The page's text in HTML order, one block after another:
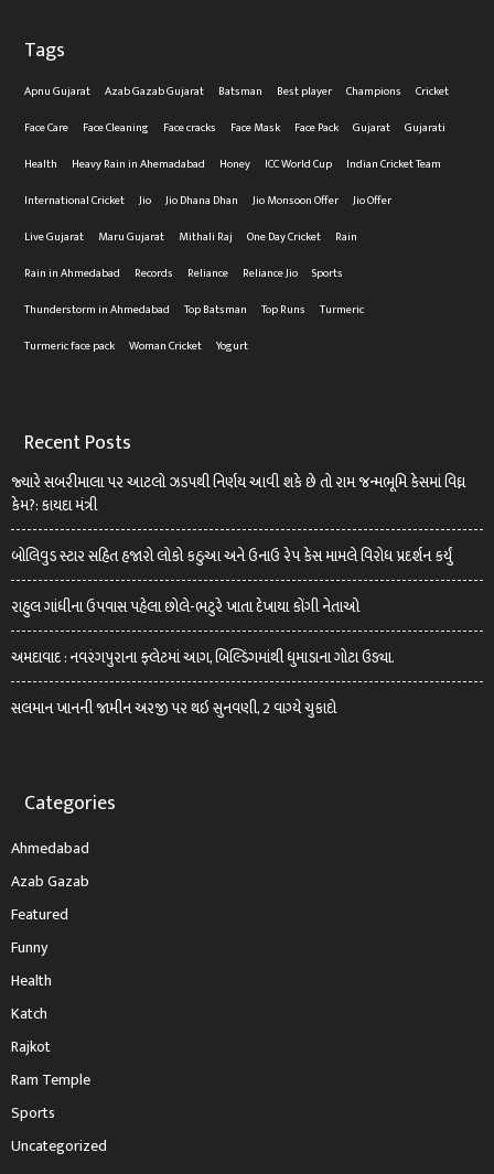
Tags
Apnu Gujarat Azab Gazab Gujarat Batsman Best player Champions
Cricket
Face Care
Face Cleaning Face cracks Face Mask Face Pack Gujarat
Gujarati
Health
Heavy Rain in Ahemadabad Honey ICC World Cup
Indian Cricket Team
International Cricket
Jio Jio Dhana Dhan Jio Monsoon Offer
Jio Offer
Live Gujarat
Maru Gujarat Mithali Raj One Day Cricket
Rain
Rain in Ahmedabad
Records Reliance Reliance Jio
Sports
Thunderstorm in Ahmedabad
Top Batsman Top Runs
Turmeric
Turmeric face pack
Woman Cricket Yogurt
Recent Posts
જ્યારે સબરીમાલા પર આટલો ઝડપથી નિર્ણય આવી શકે છે તો રામ જન્મભૂમિ કેસમાં વિઘ્ન
કેમ?: કાયદા મંત્રી
બોલિવુડ સ્ટાર સહિત હજારો લોકો કઠુઆ અને ઉનાઉ રેપ કેસ મામલે વિરોધ પ્રદર્શન કર્યું
રાહુલ ગાંધીના ઉપવાસ પહેલા છોલે-ભટુરે ખાતા દેખાયા કોંગી નેતાઓ
અમદાવાદ : નવરંગપુરાના ફ્લેટમાં આગ, બિલ્ડિંગમાંથી ધુમાડાના ગોટા ઉડ્યા.
સલમાન ખાનની જામીન અરજી પર થઇ સુનવણી, 2 વાગ્યે ચુકાદો
Categories
Ahmedabad
Azab Gazab
Featured
Funny
Health
Katch
Rajkot
Ram Temple
Sports
Uncategorized